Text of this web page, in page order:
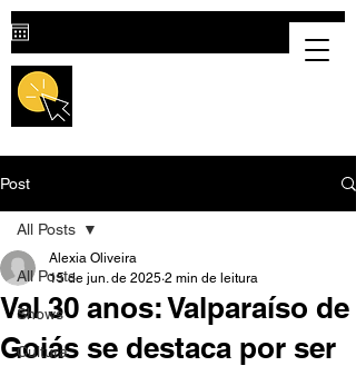
Post
All Posts
Shows
Cultura
All Posts
Val 30 anos: Valparaíso de
Goiás se destaca por ser
Alexia Oliveira
15 de jun. de 2025 2 min de leitura